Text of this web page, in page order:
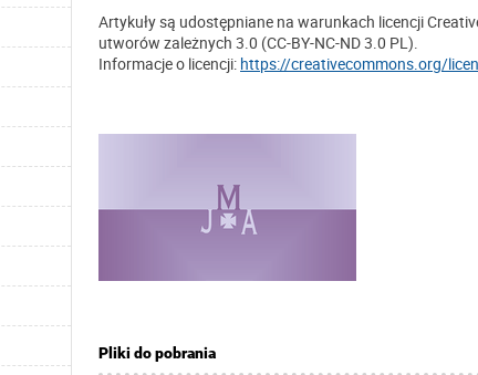
Artykuły są udostępniane na warunkach licencji
utworów zależnych 3.0 (CC-BY-NC-ND 3.0 PL).
Informacje o licencji: https://creativecommons.org/
Pliki do pobrania